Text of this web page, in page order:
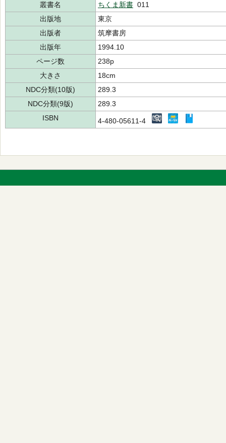
叢書名
ちくま新書 011
出版地
東京
出版者
筑摩書房
出版年
1994.10
ページ数
238p
大きさ
18cm
NDC分類(10版)
289.3
NDC分類(9版)
289.3
ISBN
4-480-05611-4